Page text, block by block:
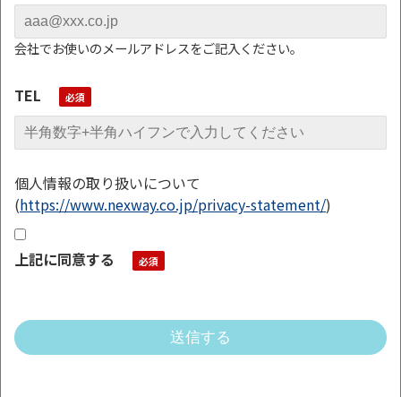
会社でお使いのメールアドレスをご記入ください。
TEL
個人情報の取り扱いについて
(https://www.nexway.co.jp/privacy-statement/)
上記に同意する